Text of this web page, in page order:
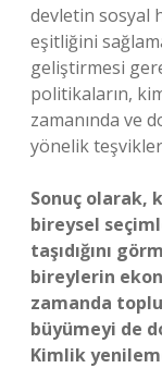
devletin sosyal
eşitliğini
geliştirmesi
politikaların,
zamanında ve
yönelik
Sonuç olarak,
bireysel
taşıdığını
bireylerin
zamanda
büyümeyi de
Kimlik